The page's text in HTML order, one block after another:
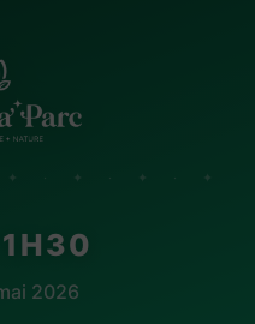
· ✦ · ✦ · ✦
2026